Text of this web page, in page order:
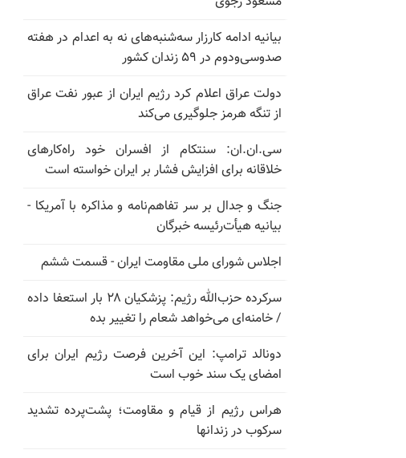
بیانیه ادامه کارزار سه‌شنبه‌های نه به اعدام در هفته
صدوسی‌و‌دوم در ۵۹ زندان کشور
دولت عراق اعلام کرد رژیم ایران از عبور نفت عراق
از تنگه هرمز جلوگیری می‌کند
سی.ان.ان: سنتکام از افسران خود راه‌کارهای
خلاقانه برای افزایش فشار بر ایران خواسته است
جنگ و جدال بر سر تفاهم‌نامه و مذاکره با آمریکا -
بیانیه هیأت‌رئیسه خبرگان
اجلاس شورای ملی مقاومت ایران - قسمت ششم
سرکرده حزب‌الله رژیم: پزشکیان ۲۸ بار استعفا داده
/ خامنه‌ای می‌خواهد شعام را تغییر بده
دونالد ترامپ: این آخرین فرصت رژیم ایران برای
امضای یک سند خوب است
هراس رژیم از قیام و مقاومت؛ پشت‌پرده تشدید
سرکوب در زندانها